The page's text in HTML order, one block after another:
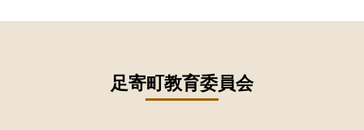
2025年05月
2025年03月
2023年07月
2022年08月
2021年08月足寄町教育委員会